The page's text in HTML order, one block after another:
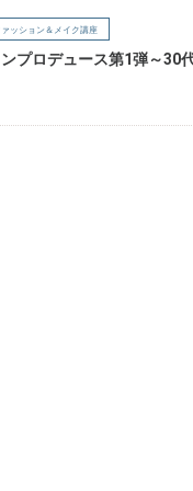
ッション＆メイク講座
プロデュース第1弾～30